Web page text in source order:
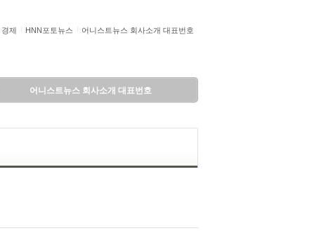
경제 HNN포토뉴스 어니스트뉴스 회사소개 대표번호
어니스트뉴스 회사소개 대표번호